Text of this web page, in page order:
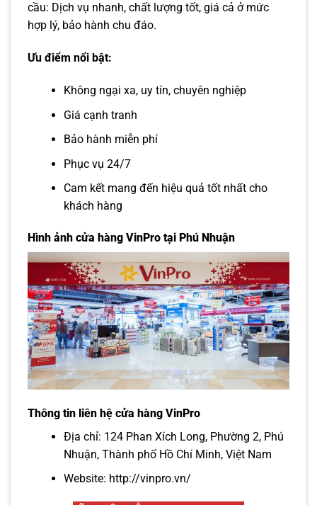
cầu: Dịch vụ nhanh, chất lượng tốt, giá cả ở mức
hợp lý, bảo hành chu đáo.
Ưu điểm nổi bật:
Không ngại xa, uy tín, chuyên nghiệp
Giá cạnh tranh
Bảo hành miễn phí
Phục vụ 24/7
Cam kết mang đến hiệu quả tốt nhất cho
khách hàng
Hình ảnh cửa hàng VinPro tại Phú Nhuận
Thông tin liên hệ cửa hàng VinPro
Địa chỉ: 124 Phan Xích Long, Phường 2, Phú
Nhuận, Thành phố Hồ Chí Minh, Việt Nam
Website: http://vinpro.vn/